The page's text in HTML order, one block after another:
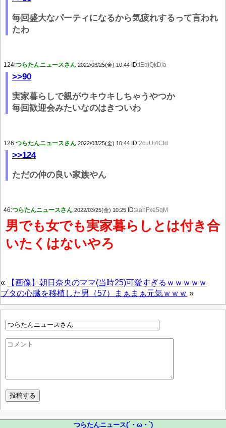
毎回盛大なパーティになるから気疲れするって言われ
たわ
124:つらたんニュースさん 2022/03/25(金) 10:44 ID:tEqiQkDia
>>90
実家暮らしで親がウキウキしちゃうやつか
毎回歓迎会みたいなのはきついわ
126:つらたんニュースさん 2022/03/25(金) 10:44 ID:2cuUi4CId
>>124
ただの仲の良い家族やん
46:つらたんニュースさん 2022/03/25(金) 10:25 ID:aahFxe5qM
男でも女でも実家暮らしとは付き合
いたくはないやろ
«
【画像】朝日奈央のママ(当時25)可愛すぎるｗｗｗｗｗ
ブタの心臓を移植した男（57）まぁまぁ元気ｗｗｗ »
つらたんニュース(´・ω・`)